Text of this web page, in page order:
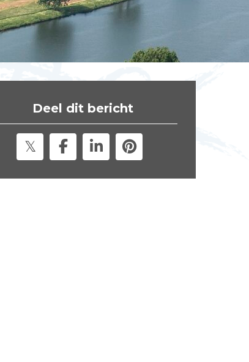
Deel dit bericht